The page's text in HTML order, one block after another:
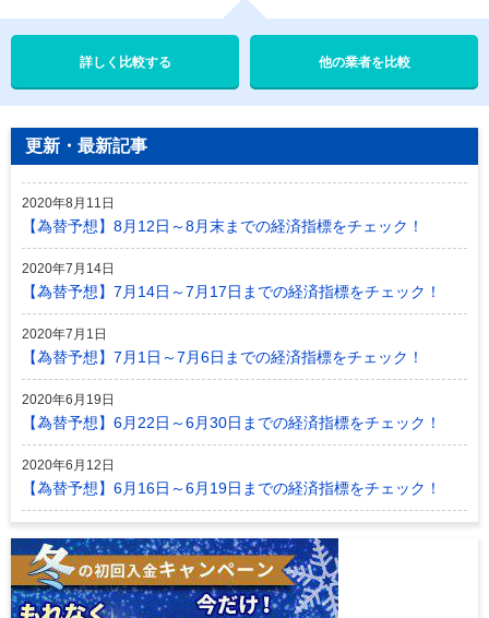
他の業者を比較
更新・最新記事
2020年8月11日
【為替予想】8月12日～8月末までの経済指標をチェック！
2020年7月14日
【為替予想】7月14日～7月17日までの経済指標をチェック！
2020年7月1日
【為替予想】7月1日～7月6日までの経済指標をチェック！
2020年6月19日
【為替予想】6月22日～6月30日までの経済指標をチェック！
2020年6月12日
【為替予想】6月16日～6月19日までの経済指標をチェック！